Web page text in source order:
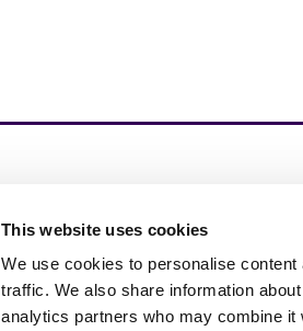
This website uses cookies
We use cookies to personalise
traffic. We also share information
analytics partners who may combine it
la próxima
vida probados